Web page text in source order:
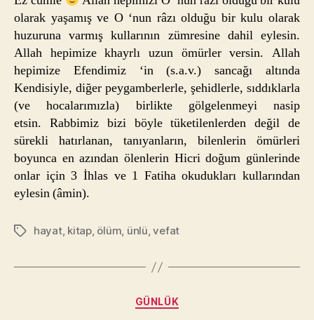
olarak yaşamış ve O ‘nun râzı olduğu bir kulu olarak
huzuruna varmış kullarının zümresine dahil eylesin.
Allah hepimize khayrlı uzun ömürler versin. Allah
hepimize Efendimiz ‘in (s.a.v.) sancağı altında
Kendisiyle, diğer peygamberlerle, şehidlerle, sıddıklarla
(ve hocalarımızla) birlikte gölgelenmeyi nasip
etsin. Rabbimiz bizi böyle tüketilenlerden değil de
sürekli hatırlanan, tanıyanların, bilenlerin ömürleri
boyunca en azından ölenlerin Hicri doğum günlerinde
onlar için 3 İhlas ve 1 Fatiha okudukları kullarından
eylesin (âmin).
Etiketler
hayat, kitap, ölüm, ünlü,vefat
Kategoriler
GÜNLÜK